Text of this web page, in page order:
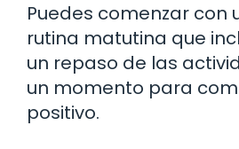
Puedes comenzar con
rutina matutina que
un repaso de las
un momento para
positivo.